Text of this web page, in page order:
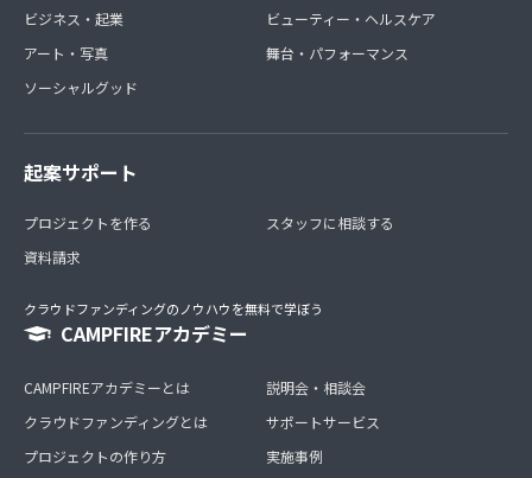
ビジネス・起業
アート・写真
ソーシャルグッド
ビューティー・ヘルスケア
舞台・パフォーマンス
起案サポート
プロジェクトを作る
資料請求
スタッフに相談する
クラウドファンディングのノウハウを無料で学ぼう
CAMPFIREアカデミー
CAMPFIREアカデミーとは
クラウドファンディングとは
プロジェクトの作り方
説明会・相談会
サポートサービス
実施事例